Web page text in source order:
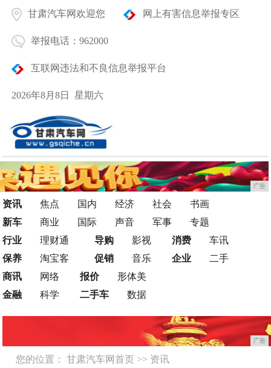
甘肃汽车网欢迎您 网上有害信息举报专区
举报电话：962000
互联网违法和不良信息举报平台
2026年8月8日 星期六
广告
资讯 焦点 国内 经济 社会
书画
新车
商业 国际 声音 军事
专题
行业
理财通
保养
淘宝客
导购
影视
促销
音乐
消费
车讯
企业
二手
商讯
网络
金融
科学
报价
形体美
二手车
数据
广告
您的位置：甘肃汽车网首页 >> 资讯